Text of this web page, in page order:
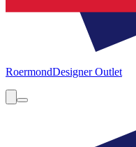
RoermondDesigner Outlet